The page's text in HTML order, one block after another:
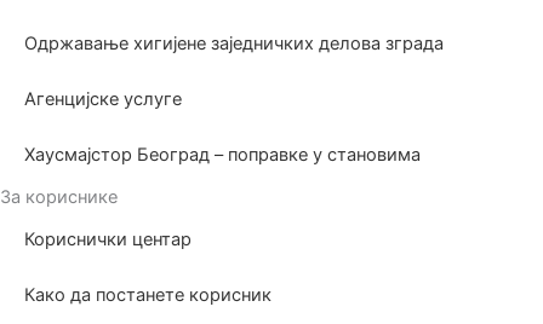
Одржавање хигијене заједничких делова зграда
Агенцијске услуге
Хаусмајстор Београд – поправке у становима
За кориснике
Кориснички центар
Како да постанете корисник